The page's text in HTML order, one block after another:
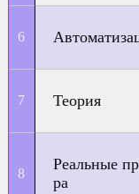
Теория
Реальные
ра